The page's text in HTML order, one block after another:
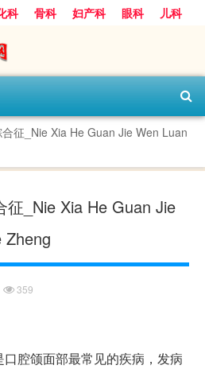
科 骨科 妇产科 眼科
儿科
征_Nie Xia He Guan Jie Wen Luan
征_Nie Xia He Guan Jie
Zheng
359
腔颌面部最常见的疾病，发病